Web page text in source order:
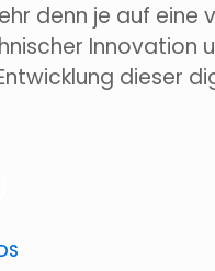
denn je auf
Innovation
dieser